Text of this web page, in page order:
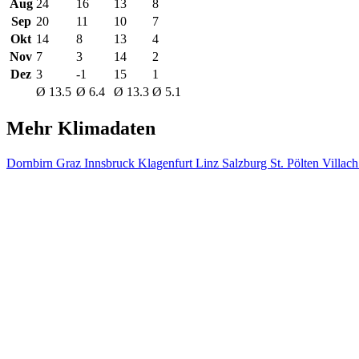
Aug 24 16 13
8
Sep 20 11 10
7
Okt 14 8 13
4
Nov 7 3 14
2
Dez 3 -1 15
1
Ø 13.5 Ø 6.4 Ø 13.3 Ø 5.1
Mehr Klimadaten
Dornbirn Graz Innsbruck Klagenfurt Linz Salzburg St. Pölten Villach